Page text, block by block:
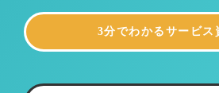
3分でわかるサービス